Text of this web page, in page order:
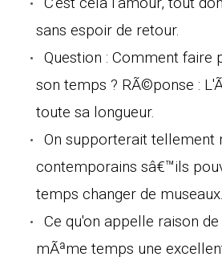
sans espoir de retour.
Question : Comment faire
son temps ? RÃ©ponse :
toute sa longueur.
On supporterait tellement
contemporains sâ€™ils
temps changer de museaux.
Ce qu'on appelle raison
mÃªme temps une